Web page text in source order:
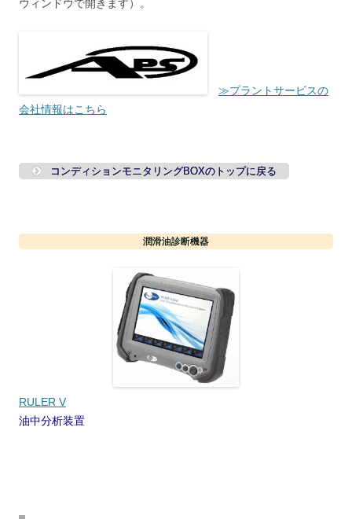
ウィンドウで開きます）。
≫プラントサービスの
会社情報はこちら
コンディションモニタリングBOXのトップに戻る
潤滑油診断機器
RULER V
油中分析装置